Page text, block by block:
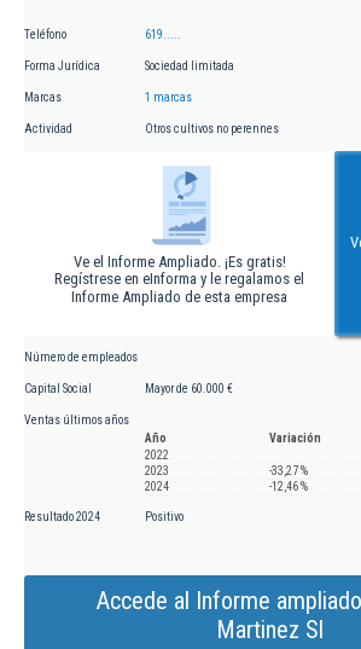
Teléfono 619.....
Forma Jurídica Sociedad limitada
Marcas 1 marcas
Actividad Otros cultivos no perennes
Ve el Informe Ampliado. ¡Es gratis!
Regístrese en eInforma y le regalamos el
Informe Ampliado de esta empresa
Número de empleados
Capital Social Mayor de 60.000 €
Ventas últimos años
Año
Variación
2022
2023
-33,27 %
2024
-12,46 %
Resultado 2024 Positivo
Accede al Informe
Martinez Sl